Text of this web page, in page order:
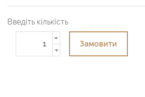
Введіть кількість